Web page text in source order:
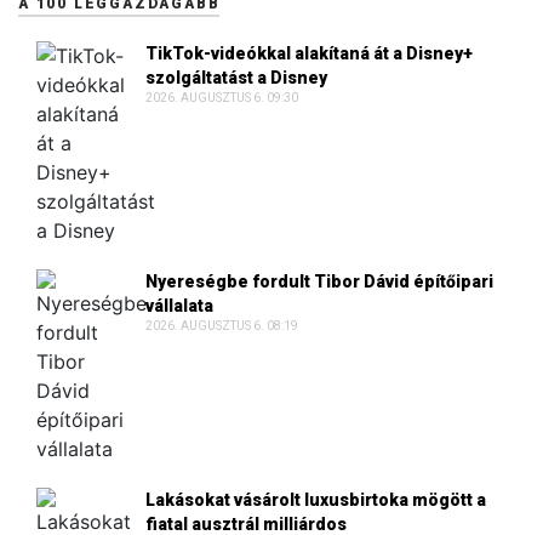
TikTok-videókkal alakítaná át a Disney+
szolgáltatást a Disney
2026. AUGUSZTUS 6. 09:30
Nyereségbe fordult Tibor Dávid építőipari
vállalata
2026. AUGUSZTUS 6. 08:19
Lakásokat vásárolt luxusbirtoka mögött a
fiatal ausztrál milliárdos